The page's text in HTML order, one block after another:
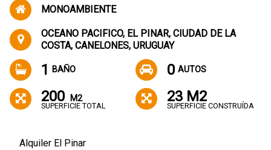
MONOAMBIENTE
OCEANO PACIFICO, EL PINAR, CIUDAD DE LA
COSTA, CANELONES, URUGUAY
1 BAÑO 0 AUTOS
200 M2
SUPERFICIE TOTAL
23 M2
SUPERFICIE CONSTRUÍDA
Alquiler El Pinar